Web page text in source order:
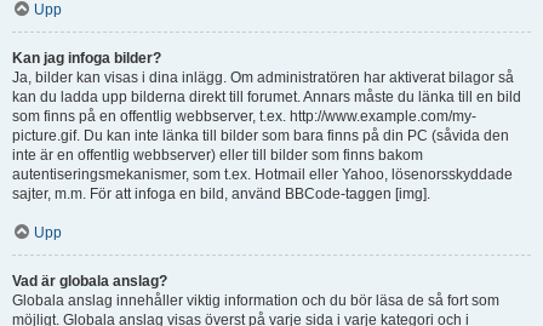
Upp
Kan jag infoga bilder?
Ja, bilder kan visas i dina inlägg. Om administratören har aktiverat bilagor så
kan du ladda upp bilderna direkt till forumet. Annars måste du länka till en bild
som finns på en offentlig webbserver, t.ex. http://www.example.com/my-
picture.gif. Du kan inte länka till bilder som bara finns på din PC (såvida den
inte är en offentlig webbserver) eller till bilder som finns bakom
autentiseringsmekanismer, som t.ex. Hotmail eller Yahoo, lösenorsskyddade
sajter, m.m. För att infoga en bild, använd BBCode-taggen [img].
Upp
Vad är globala anslag?
Globala anslag innehåller viktig information och du bör läsa de så fort som
möjligt. Globala anslag visas överst på varje sida i varje kategori och i